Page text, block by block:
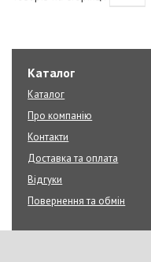
Каталог
Каталог
Про компанію
Контакти
Доставка та оплата
Відгуки
Повернення та обмін